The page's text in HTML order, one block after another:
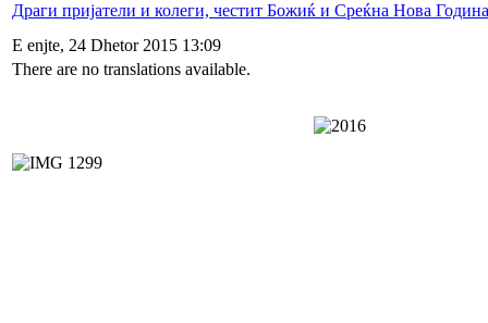
Драги пријатели и колеги, честит Божиќ и Среќна Нова
E enjte, 24 Dhetor 2015 13:09
There are no translations available.